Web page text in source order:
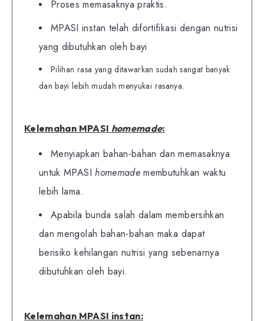
Proses memasaknya praktis.
MPASI instan telah difortifikasi dengan nutrisi
yang dibutuhkan oleh bayi
Pilihan rasa yang ditawarkan sudah sangat banyak
dan bayi lebih mudah menyukai rasanya.
Kelemahan MPASI homemade:
Menyiapkan bahan-bahan dan memasaknya
untuk MPASIhomemade membutuhkan waktu
lebih lama.
Apabila bunda salah dalam membersihkan
dan mengolah bahan-bahan maka dapat
berisiko kehilangan nutrisi yang sebenarnya
dibutuhkan oleh bayi.
Kelemahan MPASI instan: